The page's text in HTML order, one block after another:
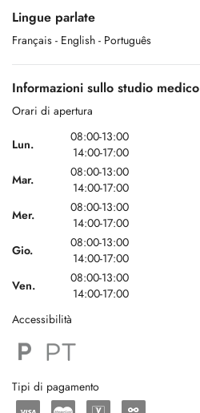
Lingue parlate
Français - English - Português
Informazioni sullo studio medico
Orari di apertura
Lun.
08:00-13:00
14:00-17:00
Mar.
08:00-13:00
14:00-17:00
Mer.
08:00-13:00
14:00-17:00
Gio.
08:00-13:00
14:00-17:00
Ven.
08:00-13:00
14:00-17:00
Accessibilità
Tipi di pagamento